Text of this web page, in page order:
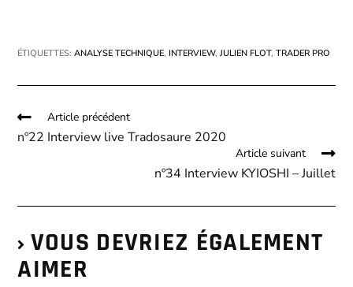
ÉTIQUETTES:ANALYSE TECHNIQUE, INTERVIEW, JULIEN FLOT, TRADER PRO
Article précédent
nº22 Interview live Tradosaure 2020
Article suivant
nº34 Interview KYIOSHI – Juillet
VOUS DEVRIEZ ÉGALEMENT
AIMER